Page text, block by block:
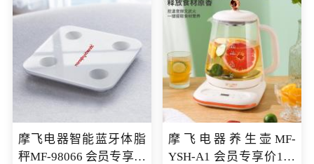
摩飞电器智能蓝牙体脂
秤MF-98066 会员专享价
摩飞电器养生壶MF-
YSH-A1 会员专享价198